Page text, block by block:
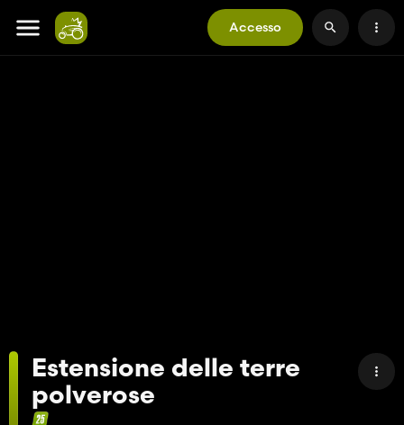
Accesso
Estensione delle terre
polverose